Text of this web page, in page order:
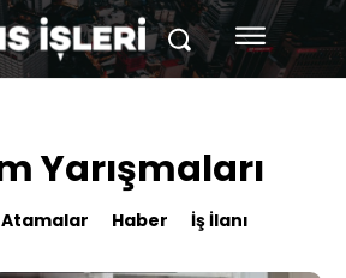
Yarışmaları
Atamalar Haber İş İlanı